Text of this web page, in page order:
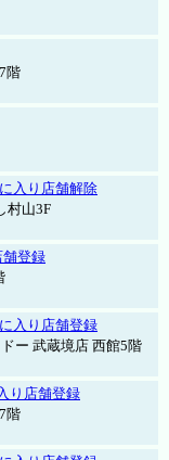
階
入り店舗解除
村山3F
舗登録
入り店舗登録
ー 武蔵境店 西館5階
り店舗登録
階